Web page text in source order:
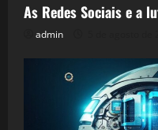
As Redes Sociais e a
admin